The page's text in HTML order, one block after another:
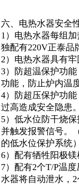
六、电热水器安全
1）电热水器每组
独配有220V正泰品
2）电热水器具有
3）防超温保护功
功能，防止炉内温
4）防超压保护功
过高造成安全隐患
5）低水位防干烧
并触发报警信号。
的低水位保护系统
6）配有牺牲阳极
7）配有2个T/P温
水器将自动泄水，